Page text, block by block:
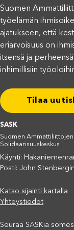
Suomen
työelämän
ajatukseen, että
eriarvoisuus on
itsensä ja
inhimillisiin
Tilaa
SASK
Suomen Ammattiliittojen
Solidaarisuuskeskus
Käynti:
Posti: John
Katso sijainti kartalla
Yhteystiedot
Seuraa SASKia